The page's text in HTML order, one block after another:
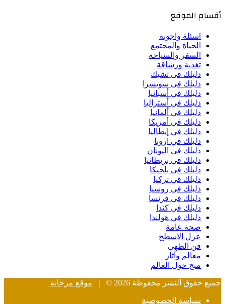
أقسام الموقع
اسئلة واجوبة
الحياة والمجتمع
السفر والسياحة
تغذية ورشاقة
دليلك فى تشيك
دليلك فى سويسرا
دليلك في أسبانيا
دليلك في أستراليا
دليلك في ألمانيا
دليلك في أمريكا
دليلك في إيطاليا
دليلك في اروبا
دليلك في اليونان
دليلك في بريطانيا
دليلك في بلجيكا
دليلك في تركيا
دليلك في روسيا
دليلك في فرنسا
دليلك في كندا
دليلك في هولندا
صحة عامة
عزل الاسطح
فن الطهي
معالم وآثار
منح حول العالم
جميع حقوق النشر محفوظة 2026 © | موقع مرجانة
سياسة الخصوصية